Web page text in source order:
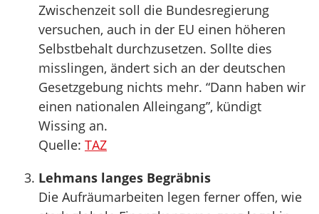
Zwischenzeit soll die Bundesregierung
versuchen, auch in der EU einen höheren
Selbstbehalt durchzusetzen. Sollte dies
misslingen, ändert sich an der deutschen
Gesetzgebung nichts mehr. “Dann haben wir
einen nationalen Alleingang”, kündigt
Wissing an.
Quelle: TAZ
Lehmans langes Begräbnis
Die Aufräumarbeiten legen ferner offen, wie